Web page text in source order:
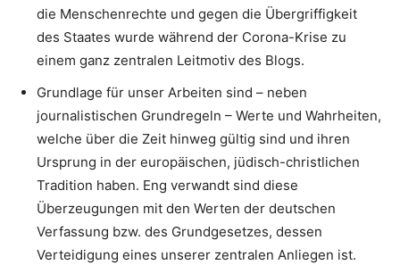
die Menschenrechte und gegen die Übergriffigkeit
des Staates wurde während der Corona-Krise zu
einem ganz zentralen Leitmotiv des Blogs.
Grundlage für unser Arbeiten sind – neben
journalistischen Grundregeln – Werte und Wahrheiten,
welche über die Zeit hinweg gültig sind und ihren
Ursprung in der europäischen, jüdisch-christlichen
Tradition haben. Eng verwandt sind diese
Überzeugungen mit den Werten der deutschen
Verfassung bzw. des Grundgesetzes, dessen
Verteidigung eines unserer zentralen Anliegen ist.